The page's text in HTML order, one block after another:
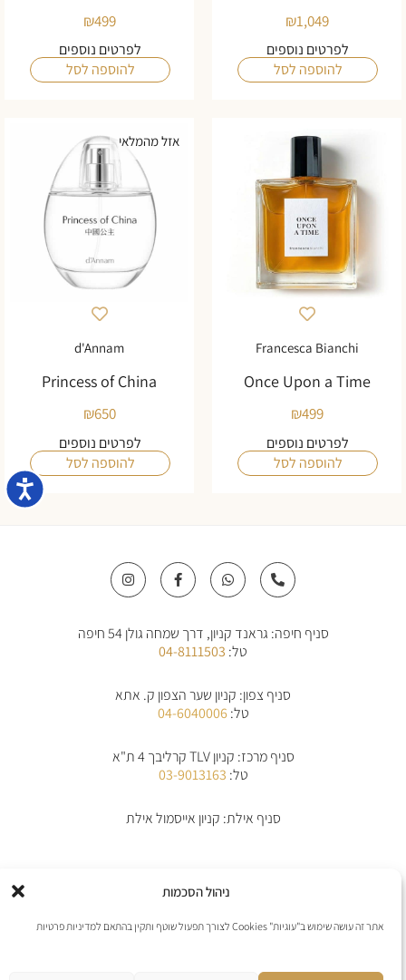
ניהול הסכמות
אתר זה עושה שימוש ב"עוגיות" Cookies לצורך תפעול שוטף ותקין בהתאם למדיניות פרטיות
₪1,049
לפרטים נוספים
להוספה לסל
₪499
לפרטים נוספים
להוספה לסל
Francesca Bianchi
Once Upon a Time
₪499
לפרטים נוספים
להוספה לסל
אזל מהמלאי
d'Annam
Princess of China
₪650
לפרטים נוספים
להוספה לסל
P
h
o
-
W
h
a
a
p
F
a
c
o
o
k
f
I
n
s
g
סניף חיפה: גראנד קניון, דרך שמחה גולן 54 חיפה
טל:04-8111503
סניף צפון: קניון שער הצפון ק. אתא
טל:04-6040006
סניף מרכז: קניון TLV קרליבך 4 ת"א
טל:03-9013163
סניף אילת: קניון אייסמול אילת
הצהרת נגישות
אנו מקבלים את כל כרטיסי האשראי למעט פייפל